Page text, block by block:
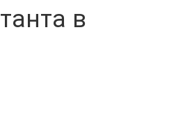
в